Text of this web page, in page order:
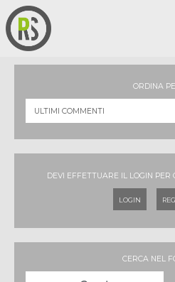
ORDINA
DEVI EFFETTUARE IL LOGIN PER
LOGIN
CERCA NEL